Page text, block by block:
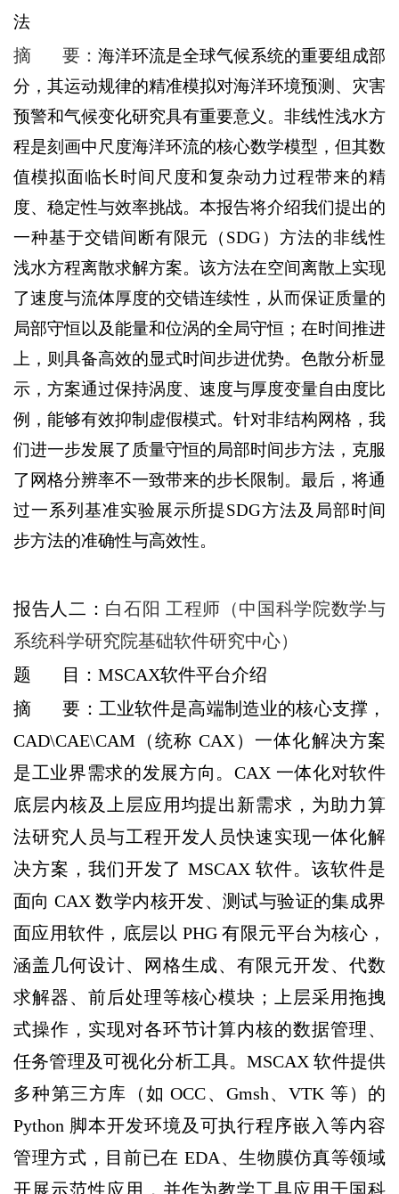
法
摘 要： 海洋环流是全球气候系统的重要组成部
分，其运动规律的精准模拟对海洋环境预测、灾害
预警和气候变化研究具有重要意义。非线性浅水方
程是刻画中尺度海洋环流的核心数学模型，但其数
值模拟面临长时间尺度和复杂动力过程带来的精
度、稳定性与效率挑战。本报告将介绍我们提出的
一种基于交错间断有限元（SDG）方法的非线性
浅水方程离散求解方案。该方法在空间离散上实现
了速度与流体厚度的交错连续性，从而保证质量的
局部守恒以及能量和位涡的全局守恒；在时间推进
上，则具备高效的显式时间步进优势。色散分析显
示，方案通过保持涡度、速度与厚度变量自由度比
例，能够有效抑制虚假模式。针对非结构网格，我
们进一步发展了质量守恒的局部时间步方法，克服
了网格分辨率不一致带来的步长限制。最后，将通
过一系列基准实验展示所提SDG方法及局部时间
步方法的准确性与高效性。
报告人二： 白石阳 工程师（中国科学院数学与
系统科学研究院基础软件研究中心）
题 目：MSCAX软件平台介绍
摘 要：工业软件是高端制造业的核心支撑，
CAD\CAE\CAM（统称 CAX）一体化解决方案
是工业界需求的发展方向。CAX 一体化对软件
底层内核及上层应用均提出新需求，为助力算
法研究人员与工程开发人员快速实现一体化解
决方案，我们开发了 MSCAX 软件。该软件是
面向 CAX 数学内核开发、测试与验证的集成界
面应用软件，底层以 PHG 有限元平台为核心，
涵盖几何设计、网格生成、有限元开发、代数
求解器、前后处理等核心模块；上层采用拖拽
式操作，实现对各环节计算内核的数据管理、
任务管理及可视化分析工具。MSCAX 软件提供
多种第三方库（如 OCC、Gmsh、VTK 等）的
Python 脚本开发环境及可执行程序嵌入等内容
管理方式，目前已在 EDA、生物膜仿真等领域
开展示范性应用，并作为教学工具应用于国科